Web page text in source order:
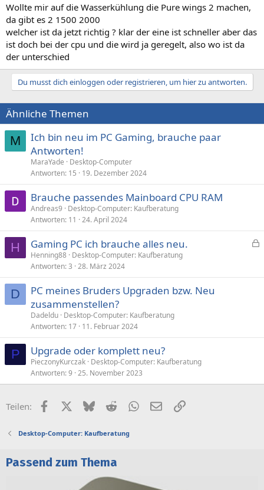
Wollte mir auf die Wasserkühlung die Pure wings 2 machen,
da gibt es 2 1500 2000
welcher ist da jetzt richtig ? klar der eine ist schneller aber das
ist doch bei der cpu und die wird ja geregelt, also wo ist da
der unterschied
Du musst dich einloggen oder registrieren, um hier zu antworten.
Ähnliche Themen
M
Ich bin neu im PC Gaming, brauche paar
Antworten!
MaraYade
Desktop-Computer
Antworten 15 19. Dezember 2024
Brauche passendes Mainboard CPU RAM
Andreas9
Desktop-Computer: Kaufberatung
Antworten 11 24. April 2024
H
p
Gaming PC ich brauche alles neu.
Henning88 Desktop-Computer: Kaufberatung
Antworten 3 28. März 2024
D
PC meines Bruders Upgraden bzw. Neu
zusammenstellen?
Dadeldu Desktop-Computer: Kaufberatung
Antworten 17 11. Februar 2024
P Upgrade oder komplett neu?
PieczonyKurczak Desktop-Computer: Kaufberatung
Antworten 9 25. November 2023
Teilen: FacebookX (Twitter)
BlueskyRedditWhatsApp
E-MailLink
Desktop-Computer: Kaufberatung
Passend zum Thema